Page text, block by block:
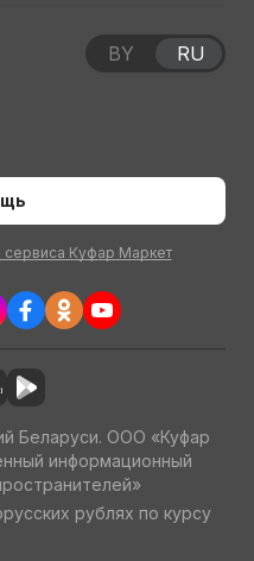
сервиса Куфар Маркет
BY RU
Беларуси. ООО «Куфар
информационный
рублях по курсу